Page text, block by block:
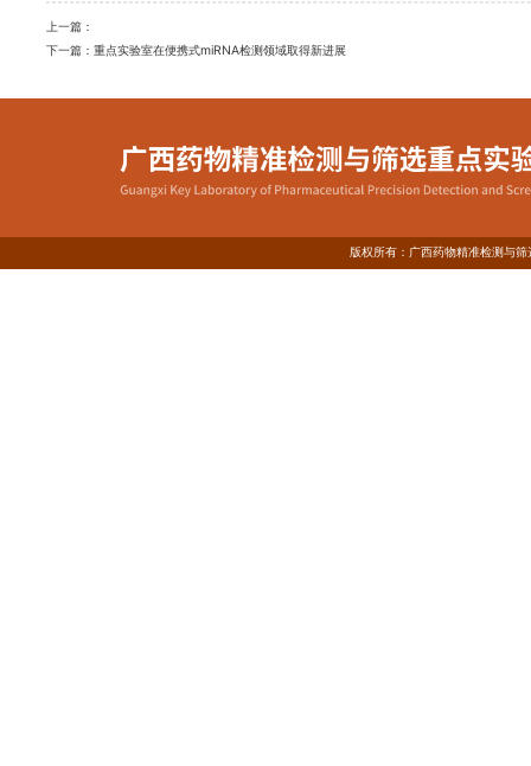
上一篇：
下一篇： 重点实验室在便携式miRNA检测领域取得新进展
版权所有：广西药物精准检测与